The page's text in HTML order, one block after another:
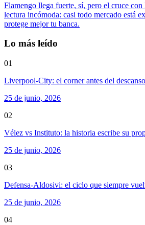
Flamengo llega fuerte, sí, pero el cruce
lectura incómoda: casi todo mercado está
protege mejor tu banca.
Lo más leído
01
Liverpool-City: el corner antes del
25 de junio, 2026
02
Vélez vs Instituto: la historia escribe su
25 de junio, 2026
03
Defensa-Aldosivi: el ciclo que siempre
25 de junio, 2026
04